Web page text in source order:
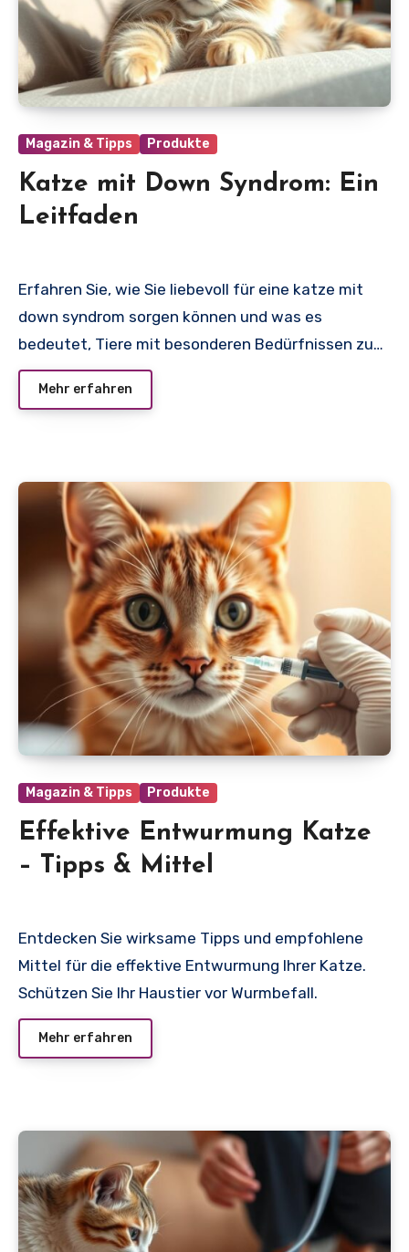
Magazin & Tipps Produkte
Katze mit Down Syndrom: Ein
Leitfaden
Erfahren Sie, wie Sie liebevoll für eine katze mit
down syndrom sorgen können und was es
bedeutet, Tiere mit besonderen Bedürfnissen zu…
Mehr erfahren
Magazin & Tipps Produkte
Effektive Entwurmung Katze
– Tipps & Mittel
Entdecken Sie wirksame Tipps und empfohlene
Mittel für die effektive Entwurmung Ihrer Katze.
Schützen Sie Ihr Haustier vor Wurmbefall.
Mehr erfahren